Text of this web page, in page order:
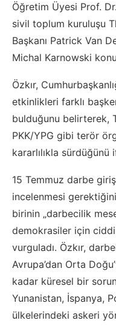
Öğretim Üyesi Prof.
sivil toplum kuruluşu
Başkanı Patrick Van
Michal Karnowski
Özkır,
etkinlikleri farklı
bulduğunu belirterek,
PKK/YPG gibi terör
kararlılıkla sürdüğünü
15 Temmuz darbe
incelenmesi
birinin „darbecilik
demokrasiler için
vurguladı. Özkır,
Avrupa’dan Orta
kadar küresel bir
Yunanistan, İspanya,
ülkelerindeki askeri